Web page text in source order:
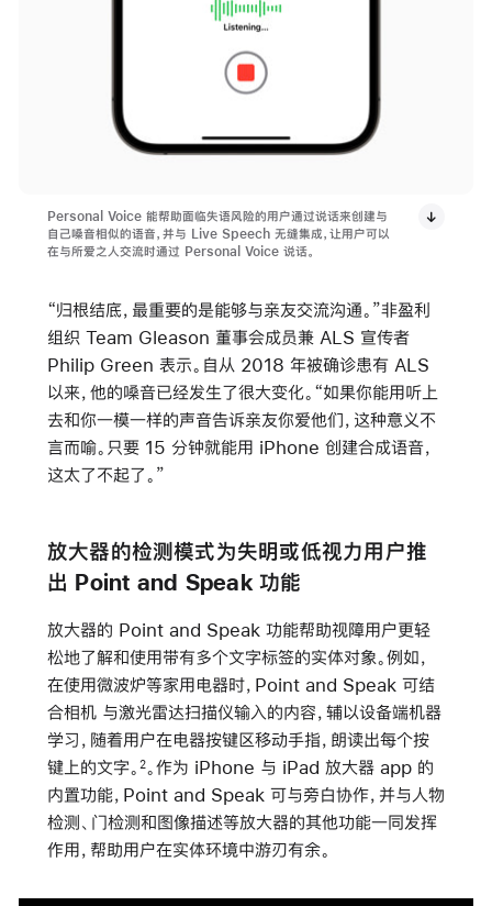
Personal Voice 能帮助面临失语风险的用户通过说话来创建与
自己嗓音相似的语音，并与 Live Speech 无缝集成，让用户可以
在与所爱之人交流时通过 Personal Voice 说话。
“归根结底，最重要的是能够与亲友交流沟通。”非盈利
组织 Team Gleason 董事会成员兼 ALS 宣传者
Philip Green 表示。自从 2018 年被确诊患有 ALS
以来，他的嗓音已经发生了很大变化。“如果你能用听上
去和你一模一样的声音告诉亲友你爱他们，这种意义不
言而喻。只要 15 分钟就能用 iPhone 创建合成语音，
这太了不起了。”
放大器的检测模式为失明或低视力用户推
出 Point and Speak 功能
放大器的 Point and Speak 功能帮助视障用户更轻
松地了解和使用带有多个文字标签的实体对象。例如，
在使用微波炉等家用电器时，Point and Speak 可结
合相机 与激光雷达扫描仪输入的内容，辅以设备端机器
学习，随着用户在电器按键区移动手指，朗读出每个按
键上的文字。 2。作为 iPhone 与 iPad 放大器 app 的
内置功能，Point and Speak 可与旁白协作，并与人物
检测、门检测和图像描述等放大器的其他功能一同发挥
作用，帮助用户在实体环境中游刃有余。